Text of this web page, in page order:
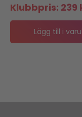
Klubbpris: 239
Lägg till i